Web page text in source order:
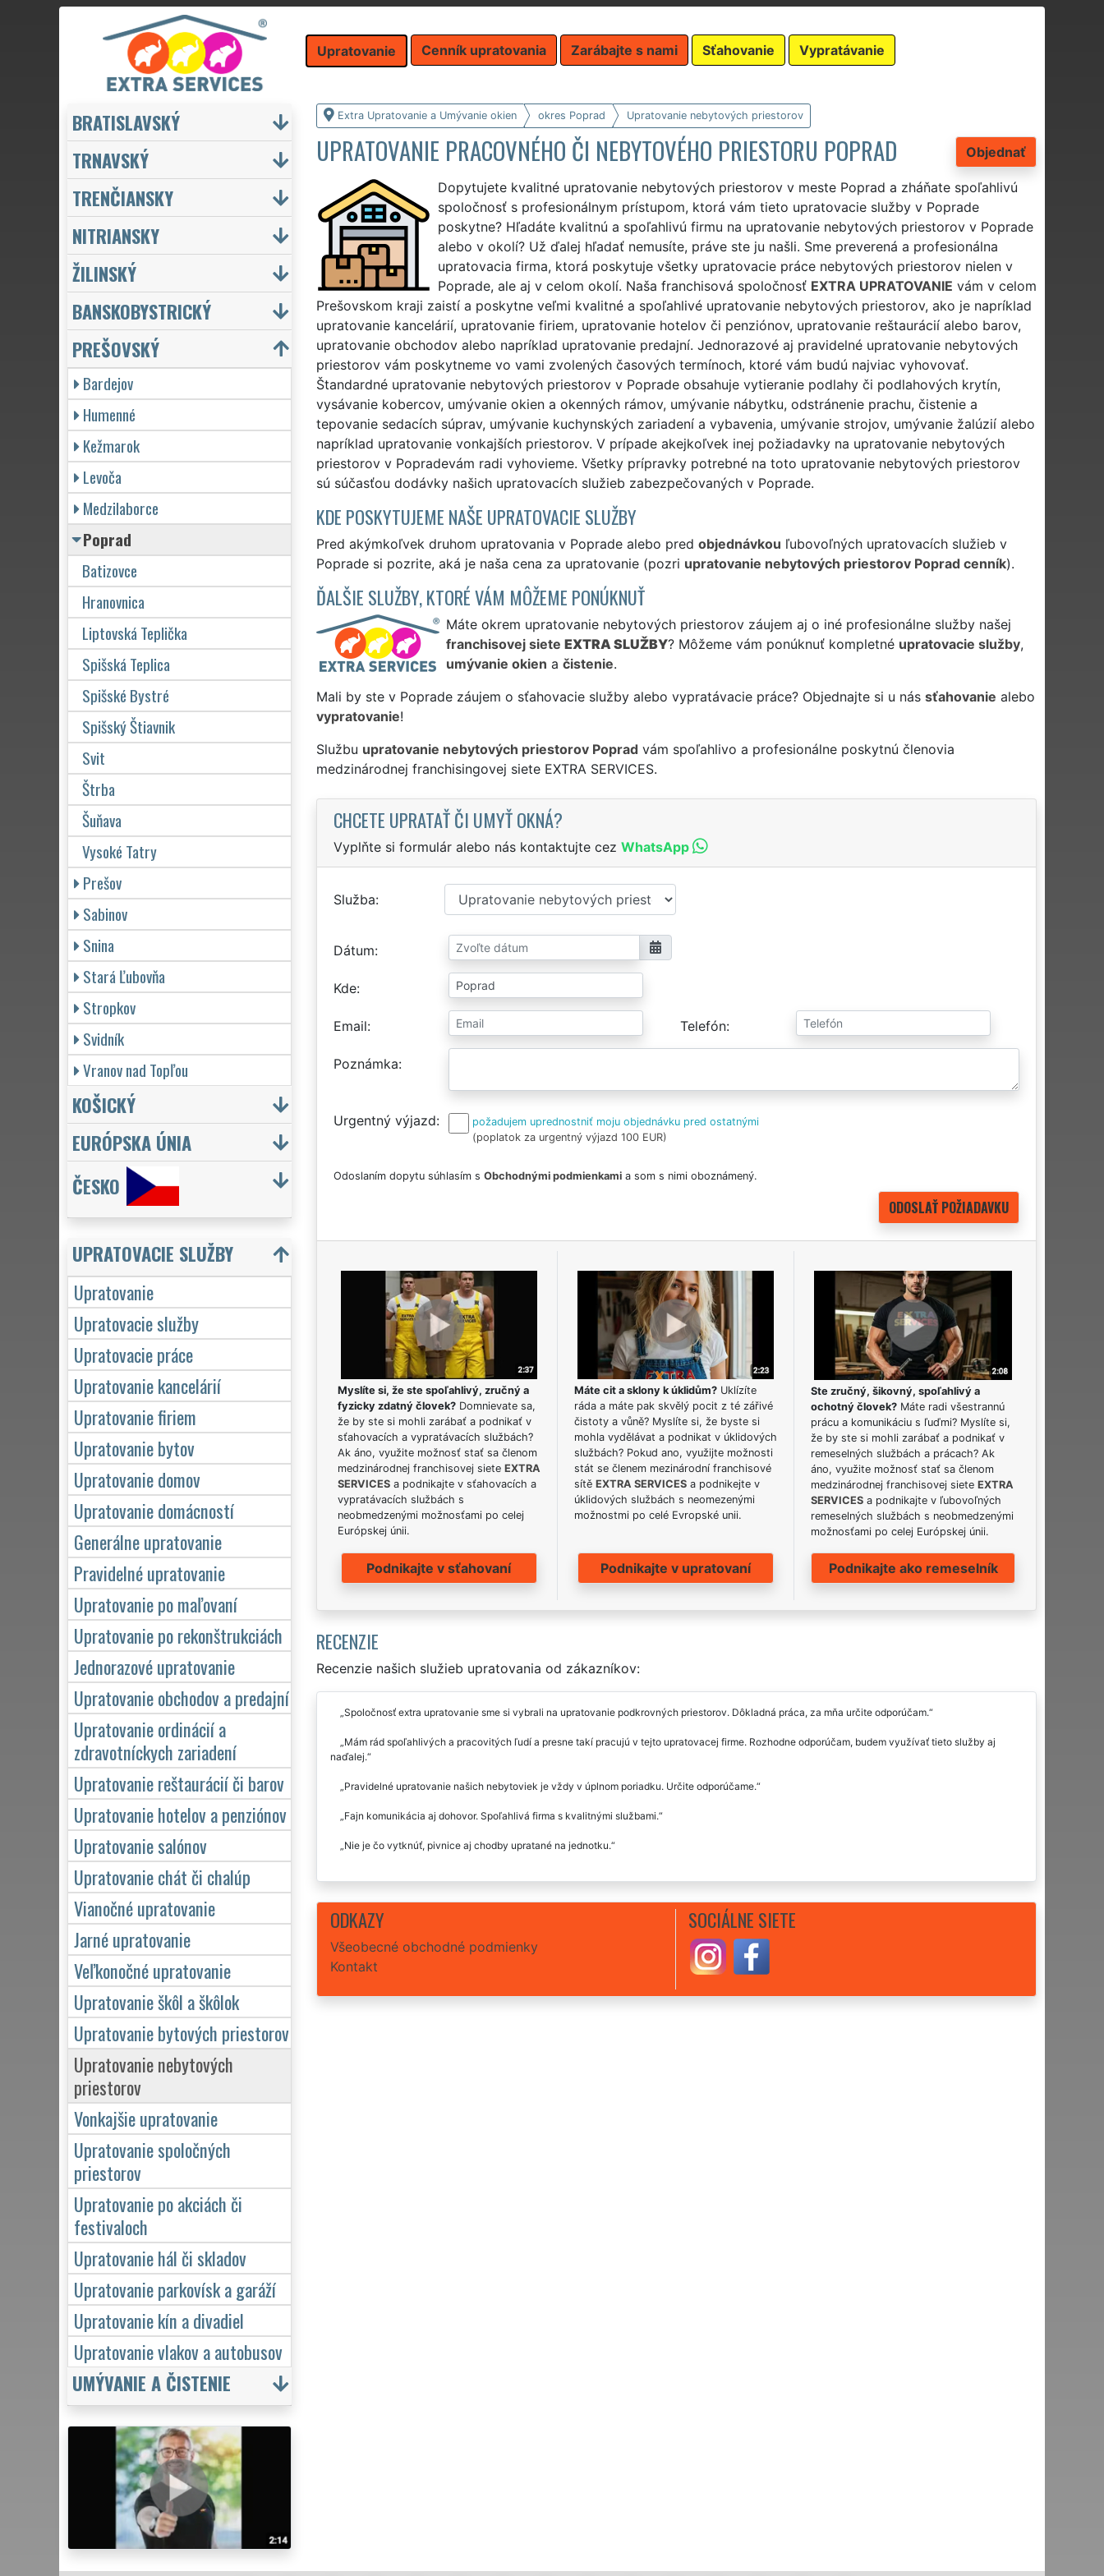
Upratovanie Cenník upratovania Zarábajte s nami Sťahovanie Vypratávanie
Extra Upratovanie a Umývanie okien okres Poprad Upratovanie nebytových priestorov
Objednať
UPRATOVANIE PRACOVNÉHO ČI NEBYTOVÉHO PRIESTORU POPRAD
Dopytujete kvalitné upratovanie nebytových priestorov v meste Poprad a zháňate spoľahlivú
spoločnosť s profesionálnym prístupom, ktorá vám tieto upratovacie služby v Poprade
poskytne? Hľadáte kvalitnú a spoľahlivú firmu na upratovanie nebytových priestorov v Poprade
alebo v okolí? Už ďalej hľadať nemusíte, práve ste ju našli. Sme preverená a profesionálna
upratovacia firma, ktorá poskytuje všetky upratovacie práce nebytových priestorov nielen v
Poprade, ale aj v celom okolí. Naša franchisová spoločnosť EXTRA UPRATOVANIE vám v celom
Prešovskom kraji zaistí a poskytne veľmi kvalitné a spoľahlivé upratovanie nebytových priestorov, ako je napríklad
upratovanie kancelárií, upratovanie firiem, upratovanie hotelov či penziónov, upratovanie reštaurácií alebo barov,
upratovanie obchodov alebo napríklad upratovanie predajní. Jednorazové aj pravidelné upratovanie nebytových
priestorov vám poskytneme vo vami zvolených časových termínoch, ktoré vám budú najviac vyhovovať.
Štandardné upratovanie nebytových priestorov v Poprade obsahuje vytieranie podlahy či podlahových krytín,
vysávanie kobercov, umývanie okien a okenných rámov, umývanie nábytku, odstránenie prachu, čistenie a
tepovanie sedacích súprav, umývanie kuchynských zariadení a vybavenia, umývanie strojov, umývanie žalúzií alebo
napríklad upratovanie vonkajších priestorov. V prípade akejkoľvek inej požiadavky na upratovanie nebytových
priestorov v Popradevám radi vyhovieme. Všetky prípravky potrebné na toto upratovanie nebytových priestorov
sú súčasťou dodávky našich upratovacích služieb zabezpečovaných v Poprade.
KDE POSKYTUJEME NAŠE UPRATOVACIE SLUŽBY
Pred akýmkoľvek druhom upratovania v Poprade alebo pred objednávkou ľubovoľných upratovacích služieb v
Poprade si pozrite, aká je naša cena za upratovanie (pozri upratovanie nebytových priestorov Poprad cenník).
ĎALŠIE SLUŽBY, KTORÉ VÁM MÔŽEME PONÚKNUŤ
Máte okrem upratovanie nebytových priestorov záujem aj o iné profesionálne služby našej
franchisovej siete EXTRA SLUŽBY? Môžeme vám ponúknuť kompletné upratovacie služby,
umývanie okien a čistenie.
Mali by ste v Poprade záujem o sťahovacie služby alebo vypratávacie práce? Objednajte si u nás sťahovanie alebo
vypratovanie!
Službu upratovanie nebytových priestorov Poprad vám spoľahlivo a profesionálne poskytnú členovia
medzinárodnej franchisingovej siete EXTRA SERVICES.
CHCETE UPRATAŤ ČI UMYŤ OKNÁ?
Vyplňte si formulár alebo nás kontaktujte cez WhatsApp
Služba
Dátum
Kde
Email Telefón
Poznámka
Urgentný výjazd
požadujem uprednostniť moju objednávku pred ostatnými
(poplatok za urgentný výjazd 100 EUR)
Odoslaním dopytu súhlasím s Obchodnými podmienkamia som s nimi oboznámený.
Myslíte si, že ste spoľahlivý, zručný a
fyzicky zdatný človek?Domnievate sa,
že by ste si mohli zarábať a podnikať v
sťahovacích a vypratávacích službách?
Ak áno, využite možnosť stať sa členom
medzinárodnej franchisovej siete EXTRA
SERVICESa podnikajte v sťahovacích a
vypratávacích službách s
neobmedzenými možnosťami po celej
Európskej únii.
Podnikajte v sťahovaní
Máte cit a sklony k úklidům?Uklízíte
ráda a máte pak skvělý pocit z té zářivé
čistoty a vůně? Myslíte si, že byste si
mohla vydělávat a podnikat v úklidových
službách? Pokud ano, využijte možnosti
stát se členem mezinárodní franchisové
sítě EXTRA SERVICESa podnikejte v
úklidových službách s neomezenými
možnostmi po celé Evropské unii.
Podnikajte v upratovaní
Ste zručný, šikovný, spoľahlivý a
ochotný človek? Máte radi všestrannú
prácu a komunikáciu s ľuďmi? Myslíte si,
že by ste si mohli zarábať a podnikať v
remeselných službách a prácach? Ak
áno, využite možnosť stať sa členom
medzinárodnej franchisovej sieteEXTRA
SERVICES a podnikajte v ľubovoľných
remeselných službách s neobmedzenými
možnosťami po celej Európskej únii.
Podnikajte ako remeselník
RECENZIE
Recenzie našich služieb upratovania od zákazníkov:
Spoločnosť extra upratovanie sme si vybrali na upratovanie podkrovných priestorov. Dôkladná práca, za mňa určite odporúčam.
Mám rád spoľahlivých a pracovitých ľudí a presne takí pracujú v tejto upratovacej firme. Rozhodne odporúčam, budem využívať tieto služby aj
naďalej.
Pravidelné upratovanie našich nebytoviek je vždy v úplnom poriadku. Určite odporúčame.
Fajn komunikácia aj dohovor. Spoľahlivá firma s kvalitnými službami.
Nie je čo vytknúť, pivnice aj chodby upratané na jednotku.
ODKAZY
Všeobecné obchodné podmienky
Kontakt
SOCIÁLNE SIETE
BRATISLAVSKÝ
TRNAVSKÝ
TRENČIANSKY
NITRIANSKY
ŽILINSKÝ
BANSKOBYSTRICKÝ
PREŠOVSKÝ
Bardejov
Humenné
Kežmarok
Levoča
Medzilaborce
Poprad
Batizovce
Hranovnica
Liptovská Teplička
Spišská Teplica
Spišské Bystré
Spišský Štiavnik
Svit
Štrba
Šuňava
Vysoké Tatry
Prešov
Sabinov
Snina
Stará Ľubovňa
Stropkov
Svidník
Vranov nad Topľou
KOŠICKÝ
EURÓPSKA ÚNIA
ČESKO
UPRATOVACIE SLUŽBY
Upratovanie
Upratovacie služby
Upratovacie práce
Upratovanie kancelárií
Upratovanie firiem
Upratovanie bytov
Upratovanie domov
Upratovanie domácností
Generálne upratovanie
Pravidelné upratovanie
Upratovanie po maľovaní
Upratovanie po rekonštrukciách
Jednorazové upratovanie
Upratovanie obchodov a predajní
Upratovanie ordinácií a
zdravotníckych zariadení
Upratovanie reštaurácií či barov
Upratovanie hotelov a penziónov
Upratovanie salónov
Upratovanie chát či chalúp
Vianočné upratovanie
Jarné upratovanie
Veľkonočné upratovanie
Upratovanie škôl a škôlok
Upratovanie bytových priestorov
Upratovanie nebytových
priestorov
Vonkajšie upratovanie
Upratovanie spoločných
priestorov
Upratovanie po akciách či
festivaloch
Upratovanie hál či skladov
Upratovanie parkovísk a garáží
Upratovanie kín a divadiel
Upratovanie vlakov a autobusov
UMÝVANIE A ČISTENIE